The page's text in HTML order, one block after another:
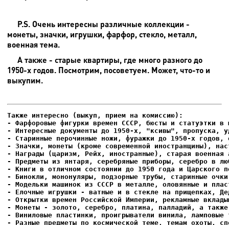
P.S. Очень интересны различные коллекции -
монеты, значки, игрушки, фарфор, стекло, металл,
военная тема.
А также - старые квартиры, где много разного до
1950-х годов. Посмотрим, посоветуем. Может, что-то и
выкупим.
- Фарфоровые фигурки времен СССР, бюсты и статуэтки в
- Интересные документы до 1950-х, "ксивы", пропуска,
- Елочные игрушки - ватные и в стекле на прищепках,